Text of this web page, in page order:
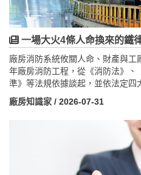
一場大火4條人命換來的鐵律！廠房消防新制上
廠房消防系統攸關人命、財產與
年廠房消防工程，從《消防法》
準》等法規依據談起，並依法定
與消防搶救必要設備——逐一說明
「高度、中度、低度危險工作場所
分了容易被混淆的「消防設備」與
2023年屏東明揚大火後、2024年
條款」：管理權人火災時須提供搶
可罰1000萬元、致人於死最高判7
驗到定期檢修申報的完整流程，以
廠房知識家 / 2026-07-31